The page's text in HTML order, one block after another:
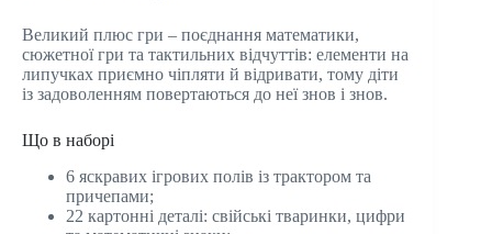
Великий плюс гри – поєднання математики,
сюжетної гри та тактильних відчуттів: елементи на
липучках приємно чіпляти й відривати, тому діти
із задоволенням повертаються до неї знов і знов.
Що в наборі
6 яскравих ігрових полів із трактором та
причепами;
22 картонні деталі: свійські тваринки, цифри